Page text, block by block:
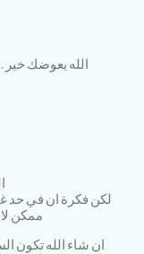
الله يعوضك
لكن فكرة ان في حد
ممكن
ان شاء الله تكون